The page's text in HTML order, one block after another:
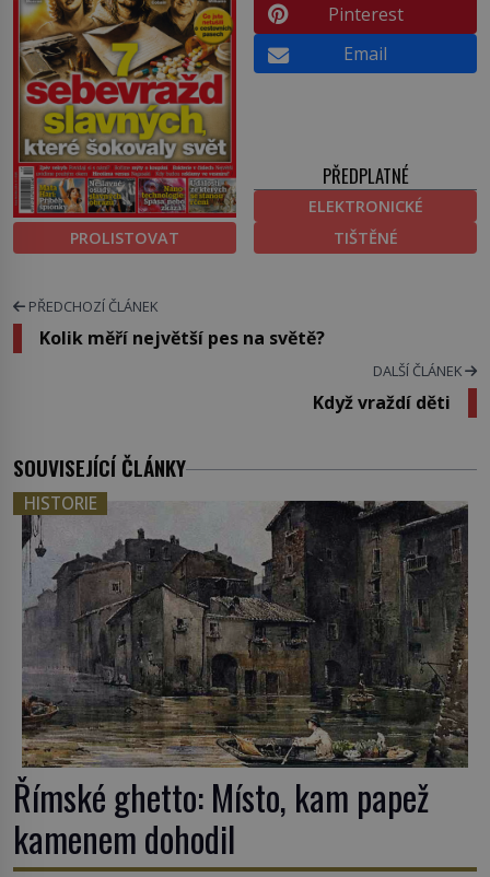
PROLISTOVAT
Pinterest
Email
PŘEDPLATNÉ
ELEKTRONICKÉ
TIŠTĚNÉ
PŘEDCHOZÍ ČLÁNEK
Kolik měří největší pes na světě?
DALŠÍ ČLÁNEK
Když vraždí děti
SOUVISEJÍCÍ ČLÁNKY
HISTORIE
Římské ghetto: Místo, kam papež
kamenem dohodil